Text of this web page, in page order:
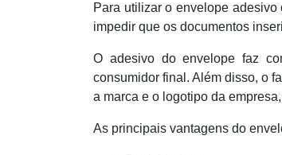
Para utilizar o envelope
impedir que os documentos
O adesivo do envelope faz
consumidor final. Além disso, o
a marca e o logotipo da
As principais vantagens do